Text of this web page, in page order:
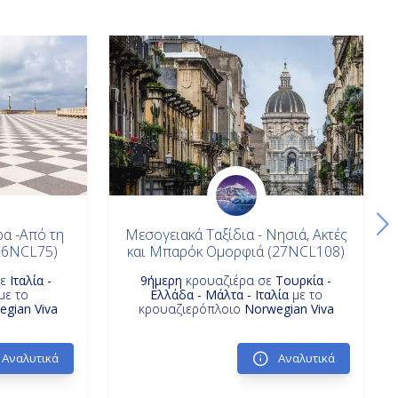
-Από τη
Ιταλία -
το
Viva
Μεσογειακά Ταξίδια - Νησιά, Ακτές
και Μπαρόκ Ομορφιά (27NCL108)
9ήμερη κρουαζιέρα σε Τουρκία -
Ελλάδα - Μάλτα - Ιταλίαμε το
κρουαζιερόπλοιο Norwegian Viva
Αναλυτικά